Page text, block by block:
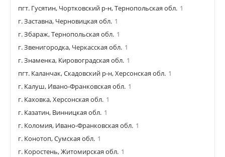
пгт. Гусятин, Чортковский р-н, Тернопольская обл. 1
г. Заставна, Черновицкая обл. 1
г. Збараж, Тернопольская обл. 1
г. Звенигородка, Черкасская обл. 1
г. Знаменка, Кировоградская обл. 1
пгт. Каланчак, Скадовский р-н, Херсонская обл. 1
г. Калуш, Ивано-Франковская обл. 1
г. Каховка, Херсонская обл. 1
г. Казатин, Винницкая обл. 1
г. Коломия, Ивано-Франковская обл. 1
г. Конотоп, Сумская обл. 1
г. Коростень, Житомирская обл. 1